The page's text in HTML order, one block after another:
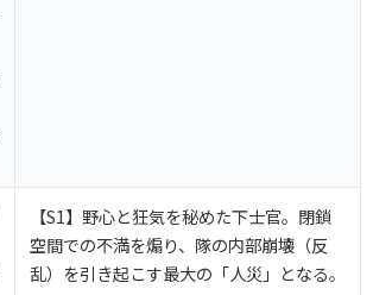
【S1】野心と狂気を秘めた下士官。閉鎖
空間での不満を煽り、隊の内部崩壊（反
乱）を引き起こす最大の「人災」となる。